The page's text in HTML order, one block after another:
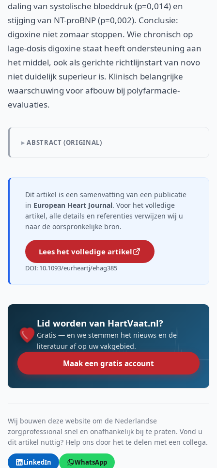
daling van systolische bloeddruk (p=0,014) en
stijging van NT-proBNP (p=0,002). Conclusie:
digoxine niet zomaar stoppen. Wie chronisch op
lage-dosis digoxine staat heeft ondersteuning aan
het middel, ook als gerichte richtlijnstart van novo
niet duidelijk superieur is. Klinisch belangrijke
waarschuwing voor afbouw bij polyfarmacie-
evaluaties.
ABSTRACT (ORIGINAL)
Dit artikel is een samenvatting van een publicatie
in European Heart Journal. Voor het volledige
artikel, alle details en referenties verwijzen wij u
naar de oorspronkelijke bron.
Lees het volledige artikel
DOI: 10.1093/eurheartj/ehag385
Lid worden van HartVaat.nl?
Gratis — en we stemmen het nieuws en de
literatuur af op uw vakgebied.
Maak een gratis account
Wij bouwen deze website om de Nederlandse
zorgprofessional snel en onafhankelijk bij te praten. Vond u
dit artikel nuttig? Help ons door het te delen met een collega.
LinkedIn WhatsApp